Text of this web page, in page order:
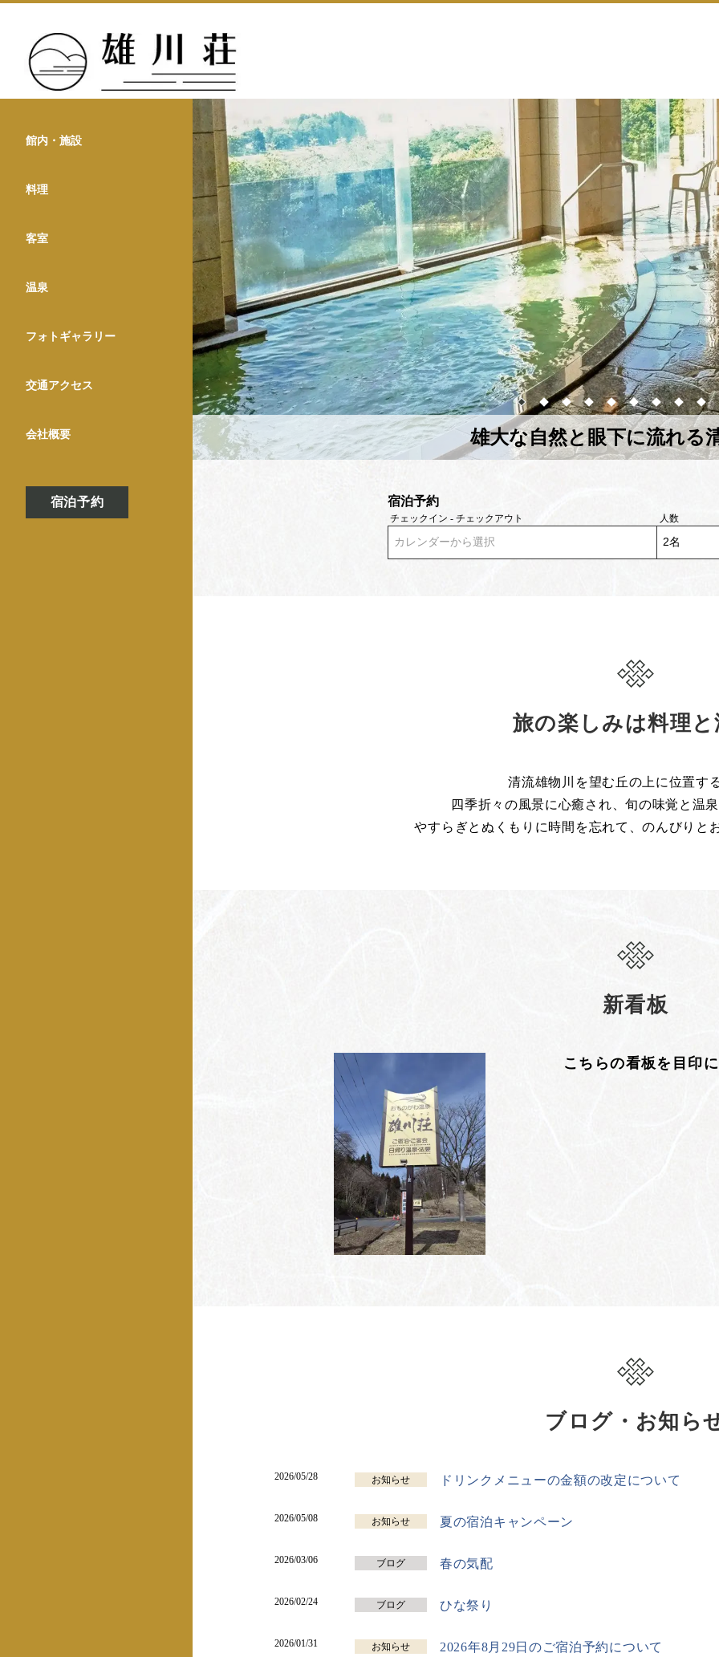
館内・施設
料理
客室
温泉
フォトギャラリー
交通アクセス
会社概要
宿泊予約
雄大な自然と眼下に流れる
宿泊予約
チェックイン - チェックアウト
カレンダーから選択
人数
旅の楽しみは料理と
清流雄物川を望む丘の上に位置す
四季折々の風景に心癒され、旬の味覚と温
やすらぎとぬくもりに時間を忘れて、のんびりと
新看板
こちらの看板を目印
ブログ・お知ら
2026/05/28 お知らせ ドリンクメニューの金額の改定について
2026/05/08 お知らせ 夏の宿泊キャンペーン
2026/03/06 ブログ 春の気配
2026/02/24 ブログ ひな祭り
2026/01/31 お知らせ 2026年8月29日のご宿泊予約について